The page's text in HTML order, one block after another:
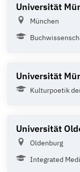
Universität
München
Universität
Kulturpoetik
Universität
Oldenburg
Integrated